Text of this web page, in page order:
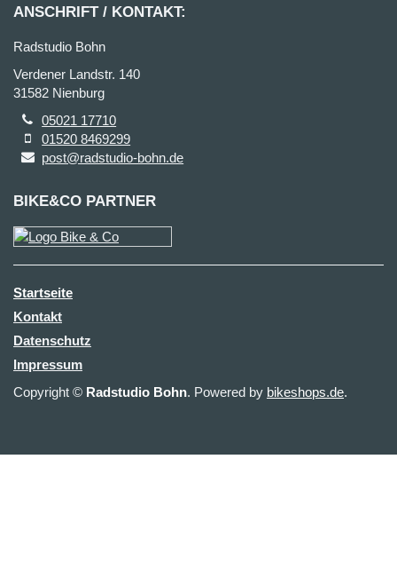
ANSCHRIFT / KONTAKT:
Radstudio Bohn
Verdener Landstr. 140
31582 Nienburg
05021 17710
01520 8469299
post@radstudio-bohn.de
BIKE&CO PARTNER
Startseite
Kontakt
Datenschutz
Impressum
Copyright © Radstudio Bohn. Powered by bikeshops.de.